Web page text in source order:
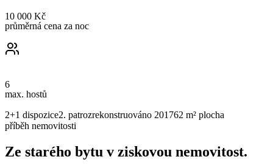
10 000 Kč
průměrná cena za noc
6
max. hostů
2+1 dispozice2. patrozrekonstruováno 201762 m² plocha
příběh nemovitosti
Ze starého bytu v ziskovou nemovitost.